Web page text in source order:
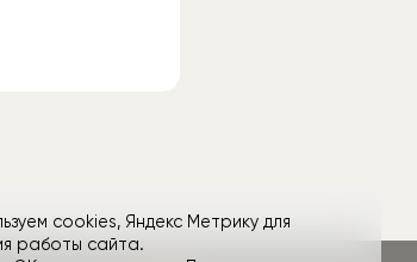
cookies, Яндекс Метрику для
работы сайта.